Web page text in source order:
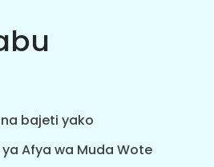
bajeti yako
Afya wa Muda Wote